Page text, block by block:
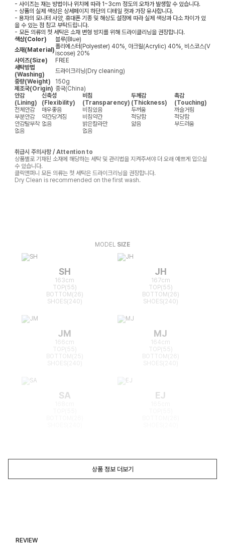
- 사이즈는 재는 방법이나 위치에 따라 1~3cm 정도의 오차가 발생할 수 있습니다.
- 상품의 실제 색상은 상세페이지 하단의 디테일 컷과 가장 유사합니다.
- 용자의 모니터 사양, 휴대폰 기종 및 해상도 설정에 따라 실제 색상과 다소 차이가 있
을 수 있는 점 참고 부탁드립니다.
- 모든 의류의 첫 세탁은 소재 변형 방지를 위해 드라이클리닝을 권장합니다.
색상(Color)
블루(Blue)
소재(Material)폴리에스터(Polyester) 40%, 아크릴(Acrylic) 40%, 비스코스(V
iscose) 20%
사이즈(Size)
FREE
세탁방법
(Washing)
드라이크리닝(Dry cleaning)
중량(Weight)
150g
제조국(Origin) 중국(China)
안감
(Lining)
신축성
(Flexibility)
비침
(Transparency)
두께감
(Thickness)
촉감
(Touching)
전체안감
매우좋음 비침있음 두꺼움
까슬거림
부분안감
약간당겨짐 비침약간 적당함
적당함
안감탈부착 없음 밝은칼라만 얇음
부드러움
없음
없음
취급시 주의사항 / Attention to
상품별로 기재된 소재에 해당하는 세탁 및 관리법을 지켜주셔야 더 오래 예쁘게 입으실
수 있습니다.
클릭앤퍼니 모든 의류는 첫 세탁은 드라이크리닝을 권장합니다.
Dry Clean is recommended on the first wash.
MODEL SIZE
SH
163cm
TOP(55)
BOTTOM(26)
SHOES(240)
JH
167cm
TOP(55)
BOTTOM(26)
SHOES(240)
JM
166cm
TOP(55)
BOTTOM(25)
MJ
164cm
TOP(55)
BOTTOM(26)
SA EJ
상품 정보 더보기
REVIEW